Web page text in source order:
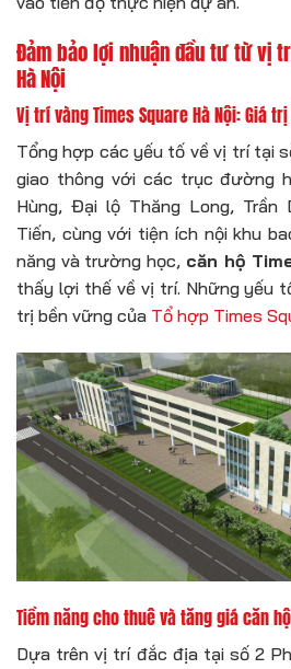
Đảm bảo lợi nhuận đầu tư từ vị
Hà Nội
Vị trí vàng Times Square Hà Nội: Giá
Tổng hợp các yếu tố về vị trí tại
giao thông với các trục đường
Hùng, Đại lộ Thăng Long, Trần
Tiến, cùng với tiện ích nội khu
năng và trường học, căn hộ
thấy lợi thế về vị trí. Những yếu
trị bền vững của Tổ hợp Times
Tiềm năng cho thuê và tăng giá căn
Dựa trên vị trí đắc địa tại số 2